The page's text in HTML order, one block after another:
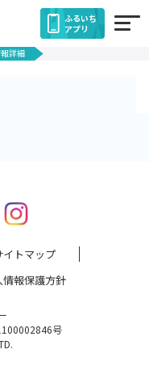
ふるいち
アプリ
詳細
イトマップ
情報保護方針
号